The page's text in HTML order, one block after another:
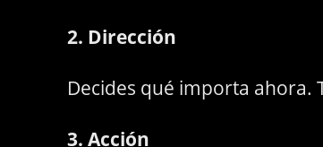
2. Dirección
Decides qué importa ahora.
3. Acción